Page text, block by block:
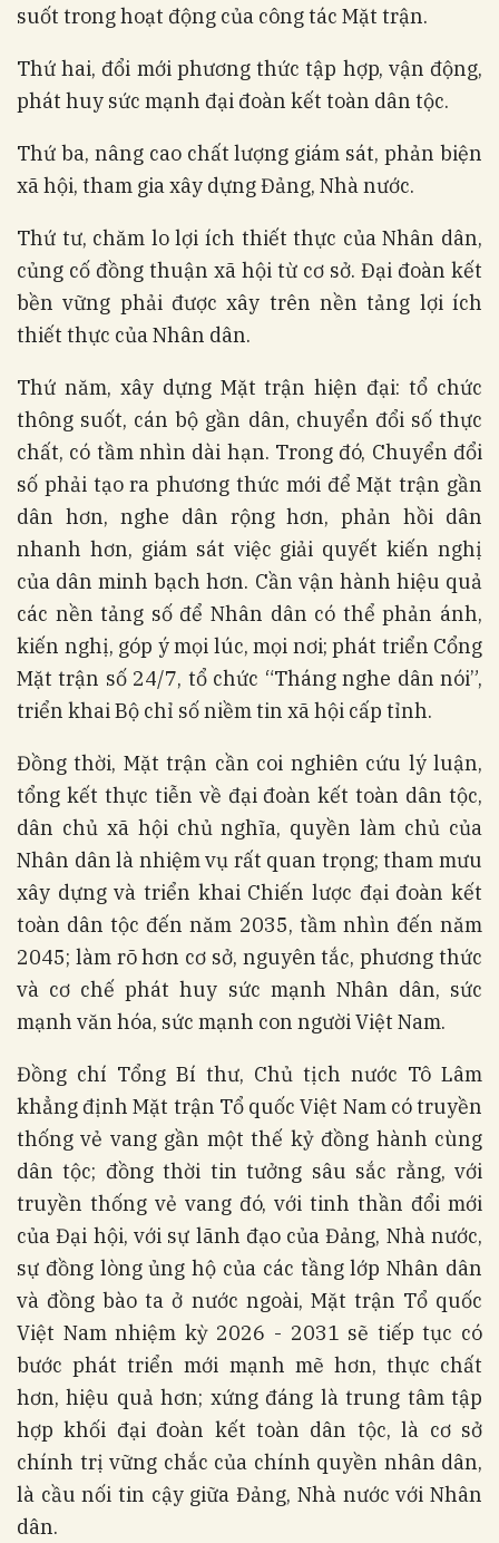
suốt trong hoạt động của công tác Mặt trận.
Thứ hai, đổi mới phương thức tập hợp, vận động,
phát huy sức mạnh đại đoàn kết toàn dân tộc.
Thứ ba, nâng cao chất lượng giám sát, phản biện
xã hội, tham gia xây dựng Đảng, Nhà nước.
Thứ tư, chăm lo lợi ích thiết thực của Nhân dân,
củng cố đồng thuận xã hội từ cơ sở. Đại đoàn kết
bền vững phải được xây trên nền tảng lợi ích
thiết thực của Nhân dân.
Thứ năm, xây dựng Mặt trận hiện đại: tổ chức
thông suốt, cán bộ gần dân, chuyển đổi số thực
chất, có tầm nhìn dài hạn. Trong đó, Chuyển đổi
số phải tạo ra phương thức mới để Mặt trận gần
dân hơn, nghe dân rộng hơn, phản hồi dân
nhanh hơn, giám sát việc giải quyết kiến nghị
của dân minh bạch hơn. Cần vận hành hiệu quả
các nền tảng số để Nhân dân có thể phản ánh,
kiến nghị, góp ý mọi lúc, mọi nơi; phát triển Cổng
Mặt trận số 24/7, tổ chức “Tháng nghe dân nói”,
triển khai Bộ chỉ số niềm tin xã hội cấp tỉnh.
Đồng thời, Mặt trận cần coi nghiên cứu lý luận,
tổng kết thực tiễn về đại đoàn kết toàn dân tộc,
dân chủ xã hội chủ nghĩa, quyền làm chủ của
Nhân dân là nhiệm vụ rất quan trọng; tham mưu
xây dựng và triển khai Chiến lược đại đoàn kết
toàn dân tộc đến năm 2035, tầm nhìn đến năm
2045; làm rõ hơn cơ sở, nguyên tắc, phương thức
và cơ chế phát huy sức mạnh Nhân dân, sức
mạnh văn hóa, sức mạnh con người Việt Nam.
Đồng chí Tổng Bí thư, Chủ tịch nước Tô Lâm
khẳng định Mặt trận Tổ quốc Việt Nam có truyền
thống vẻ vang gần một thế kỷ đồng hành cùng
dân tộc; đồng thời tin tưởng sâu sắc rằng, với
truyền thống vẻ vang đó, với tinh thần đổi mới
của Đại hội, với sự lãnh đạo của Đảng, Nhà nước,
sự đồng lòng ủng hộ của các tầng lớp Nhân dân
và đồng bào ta ở nước ngoài, Mặt trận Tổ quốc
Việt Nam nhiệm kỳ 2026 - 2031 sẽ tiếp tục có
bước phát triển mới mạnh mẽ hơn, thực chất
hơn, hiệu quả hơn; xứng đáng là trung tâm tập
hợp khối đại đoàn kết toàn dân tộc, là cơ sở
chính trị vững chắc của chính quyền nhân dân,
là cầu nối tin cậy giữa Đảng, Nhà nước với Nhân
dân.